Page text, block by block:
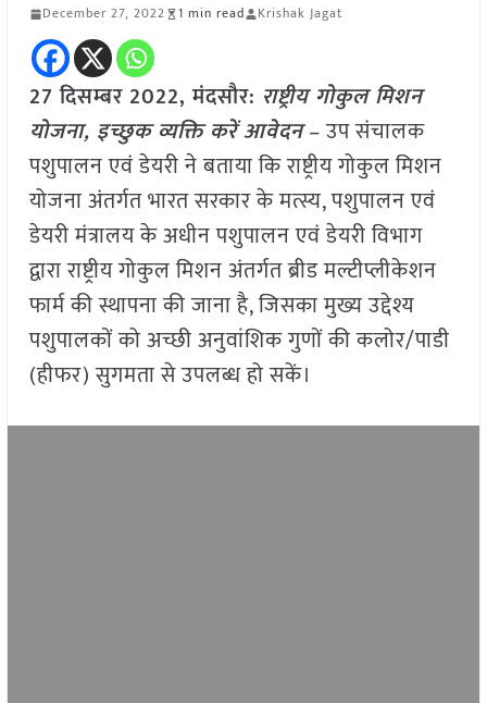
December 27, 2022 1 min read Krishak Jagat
27 दिसम्बर 2022, मंदसौर: राष्ट्रीय गोकुल मिशन
योजना, इच्छुक व्यक्ति करें आवेदन– उप संचालक
पशुपालन एवं डेयरी ने बताया कि राष्ट्रीय गोकुल मिशन
योजना अंतर्गत भारत सरकार के मत्स्य, पशुपालन एवं
डेयरी मंत्रालय के अधीन पशुपालन एवं डेयरी विभाग
द्वारा राष्ट्रीय गोकुल मिशन अंतर्गत ब्रीड मल्टीप्लीकेशन
फार्म की स्थापना की जाना है, जिसका मुख्य उद्देश्य
पशुपालकों को अच्छी अनुवांशिक गुणों की कलोर/पाडी
(हीफर) सुगमता से उपलब्ध हो सकें।